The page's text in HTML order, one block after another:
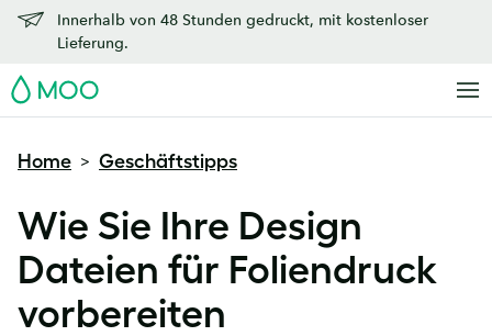
Innerhalb von 48 Stunden gedruckt, mit kostenloser
Lieferung.
MOO
Home > Geschäftstipps
Wie Sie Ihre Design
Dateien für Foliendruck
vorbereiten